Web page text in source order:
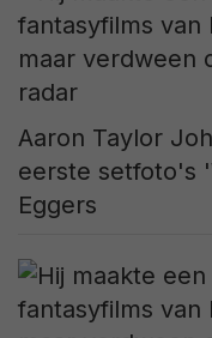
Aaron Taylor
eerste setfoto's
Eggers